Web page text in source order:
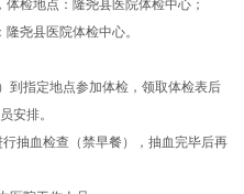
检地点：隆尧县医院体检中心；
尧县医院体检中心。
到指定地点参加体检，领取体检表后
安排。
抽血检查（禁早餐），抽血完毕后再